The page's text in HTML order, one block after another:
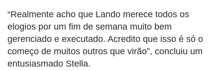
“Realmente acho que Lando merece todos os
elogios por um fim de semana muito bem
gerenciado e executado. Acredito que isso é só o
começo de muitos outros que virão”, concluiu um
entusiasmado Stella.